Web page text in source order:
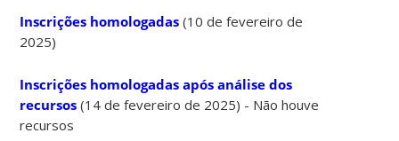
Inscrições homologadas (10 de fevereiro de
2025)
Inscrições homologadas após análise dos
recursos (14 de fevereiro de 2025) - Não houve
recursos